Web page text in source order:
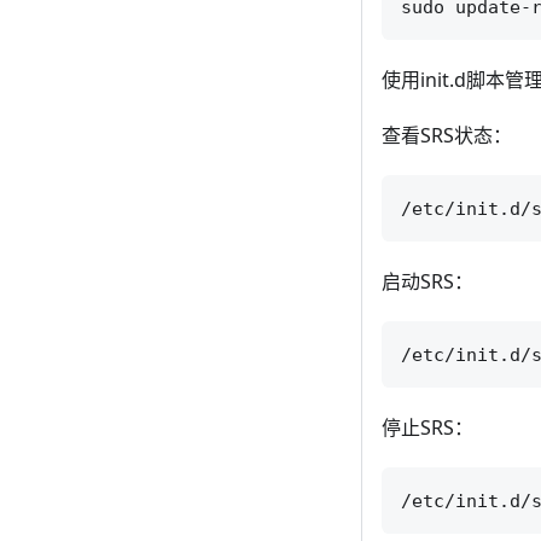
使用init.d脚本管
查看SRS状态：
启动SRS：
停止SRS：